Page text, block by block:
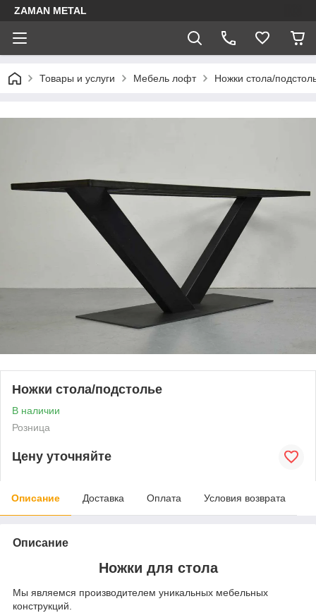
ZAMAN METAL
Товары и услуги Мебель лофт Ножки стола/
Ножки стола/подстолье
В наличии
Розница
Цену уточняйте
Описание Доставка Оплата Условия возврата
Описание
Ножки для стола
Мы являемся производителем уникальных мебельных
конструкций.